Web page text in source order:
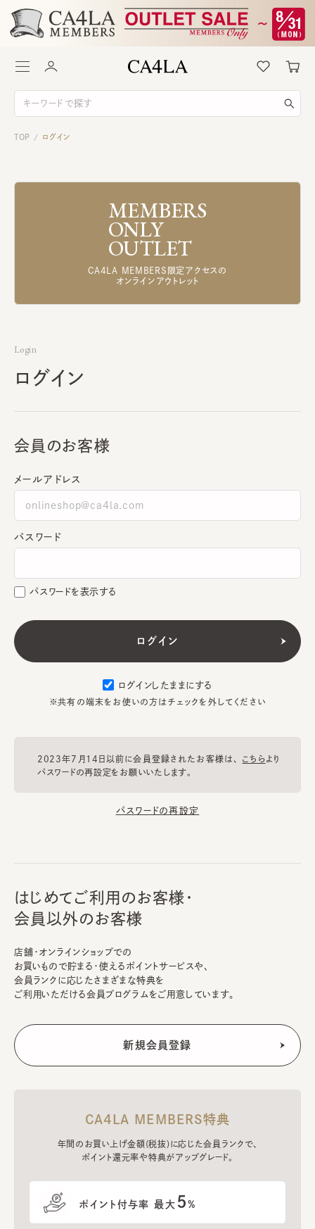
TOP / ログイン
MEMBERS
ONLY
OUTLET
CA4LA MEMBERS限定アクセスの
オンラインアウトレット
Login
ログイン
会員のお客様
メールアドレス
パスワード
パスワードを表示する
ログインしたままにする
※共有の端末をお使いの方はチェックを外してください
2023年7月14日以前に会員登録されたお客様は、 こちらより
パスワードの再設定をお願いいたします。
パスワードの再設定
はじめてご利用のお客様・
会員以外のお客様
店舗・オンラインショップでの
お買いもので貯まる・使えるポイントサービスや、
会員ランクに応じたさまざまな特典を
ご利用いただける会員プログラムをご用意しています。
CA4LA MEMBERS特典
年間のお買い上げ金額(税抜)に応じた会員ランクで、
ポイント還元率や特典がアップグレード。
ポイント付与率 最大 5%